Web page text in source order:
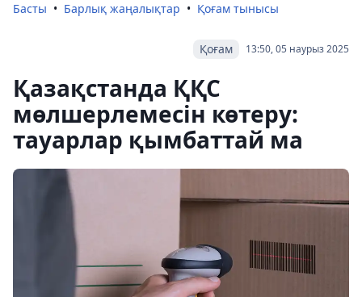
Басты Барлық жаңалықтар Қоғам тынысы
13:50, 05 наурыз 2025
Қоғам
Қазақстанда ҚҚС
мөлшерлемесін көтеру:
тауарлар қымбаттай ма